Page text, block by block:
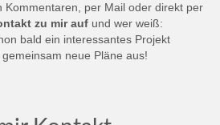
Kommentaren, per Mail oder direkt per
zu mir auf und wer weiß:
bald ein interessantes Projekt
neue Pläne aus!